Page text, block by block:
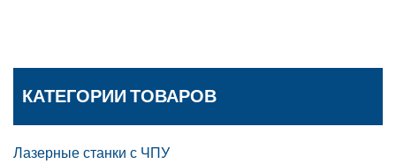
КАТЕГОРИИ ТОВАРОВ
Лазерные станки с ЧПУ